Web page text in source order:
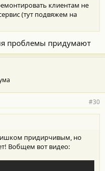
клиентам не
(тут подвяжем на
проблемы придумают
#30
придирчивым, но
Вобщем вот видео: